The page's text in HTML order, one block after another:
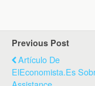
Previous Post
Artículo De
ElEconomista.es